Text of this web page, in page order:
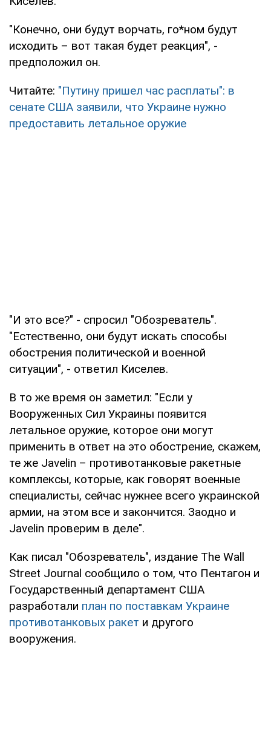
"Конечно, они будут ворчать, го*ном будут
исходить – вот такая будет реакция", -
предположил он.
Читайте: "Путину пришел час расплаты": в
сенате США заявили, что Украине нужно
предоставить летальное оружие
"И это все?" - спросил "Обозреватель".
"Естественно, они будут искать способы
обострения политической и военной
ситуации", - ответил Киселев.
В то же время он заметил: "Если у
Вооруженных Сил Украины появится
летальное оружие, которое они могут
применить в ответ на это обострение, скажем,
те же Javelin – противотанковые ракетные
комплексы, которые, как говорят военные
специалисты, сейчас нужнее всего украинской
армии, на этом все и закончится. Заодно и
Javelin проверим в деле".
Как писал "Обозреватель", издание The Wall
Street Journal сообщило о том, что Пентагон и
Государственный департамент США
разработали план по поставкам Украине
противотанковых ракет и другого
вооружения.